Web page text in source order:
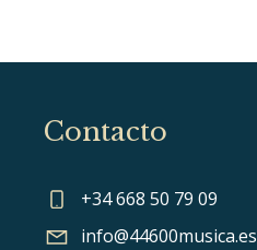
Contacto
+34 668 50 79 09
info@44600musica.es